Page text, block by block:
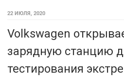
22 ИЮЛЯ, 2020
Volkswagen
зарядную станцию
тестирования